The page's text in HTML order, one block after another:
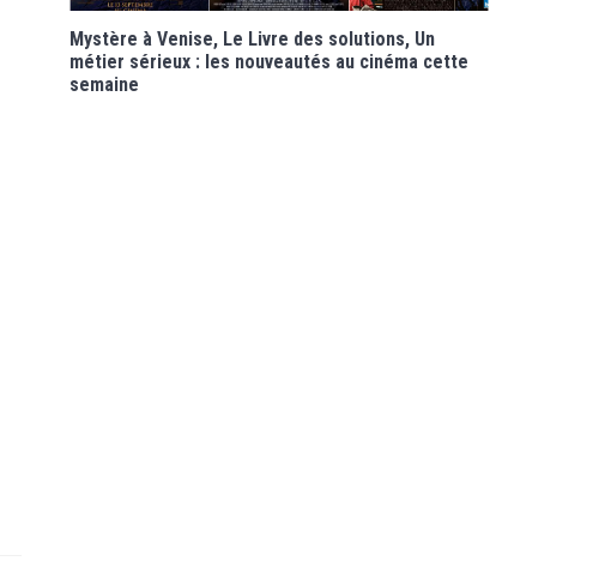
Mystère à Venise, Le Livre des solutions, Un
métier sérieux : les nouveautés au cinéma cette
semaine